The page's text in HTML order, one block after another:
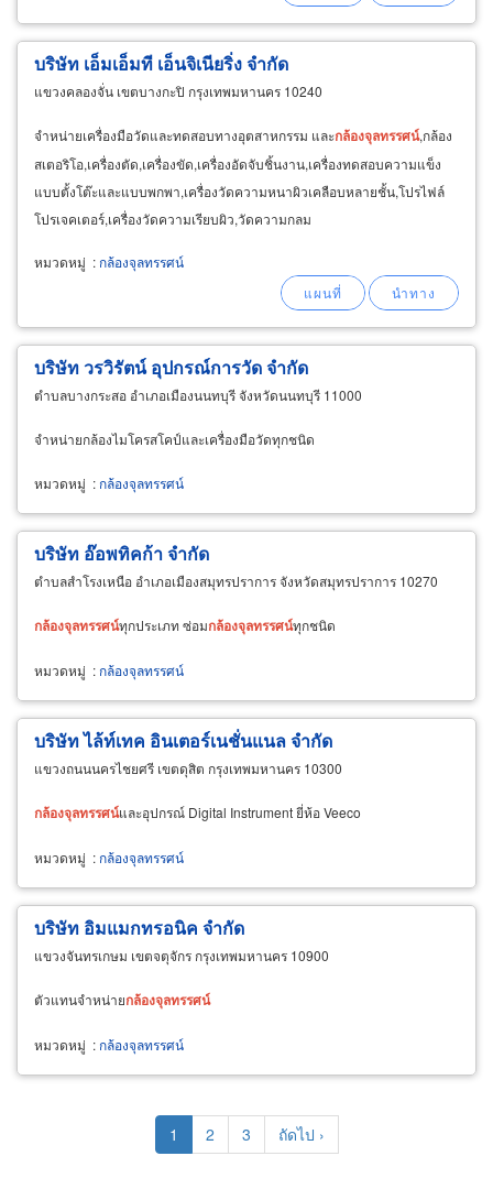
บริษัท เอ็มเอ็มที เอ็นจิเนียริ่ง จำกัด
แขวงคลองจั่น เขตบางกะปิ กรุงเทพมหานคร 10240
จำหน่ายเครื่องมือวัดและทดสอบทางอุตสาหกรรม และกล้องจุลทรรศน์,กล้อง
สเตอริโอ,เครื่องตัด,เครื่องขัด,เครื่องอัดจับชิ้นงาน,เครื่องทดสอบความแข็ง
แบบตั้งโต๊ะและแบบพกพา,เครื่องวัดความหนาผิวเคลือบหลายชั้น,โปรไฟล์
โปรเจคเตอร์,เครื่องวัดความเรียบผิว,วัดความกลม
หมวดหมู่ : กล้องจุลทรรศน์
บริษัท วรวิรัตน์ อุปกรณ์การวัด จำกัด
ตำบลบางกระสอ อำเภอเมืองนนทบุรี จังหวัดนนทบุรี 11000
จำหน่ายกล้องไมโครสโคป์และเครื่องมือวัดทุกชนิด
หมวดหมู่ : กล้องจุลทรรศน์
บริษัท อ๊อพทิคก้า จำกัด
ตำบลสำโรงเหนือ อำเภอเมืองสมุทรปราการ จังหวัดสมุทรปราการ 10270
กล้องจุลทรรศน์ทุกประเภท ซ่อมกล้องจุลทรรศน์ทุกชนิด
หมวดหมู่ : กล้องจุลทรรศน์
บริษัท ไล้ท์เทค อินเตอร์เนชั่นแนล จำกัด
แขวงถนนนครไชยศรี เขตดุสิต กรุงเทพมหานคร 10300
กล้องจุลทรรศน์และอุปกรณ์ Digital Instrument ยี่ห้อ Veeco
หมวดหมู่ : กล้องจุลทรรศน์
บริษัท อิมแมกทรอนิค จำกัด
แขวงจันทรเกษม เขตจตุจักร กรุงเทพมหานคร 10900
ตัวแทนจำหน่ายกล้องจุลทรรศน์
หมวดหมู่ : กล้องจุลทรรศน์
Current
page
1 Page
2 Page
3
Next
page
ถัดไป ›